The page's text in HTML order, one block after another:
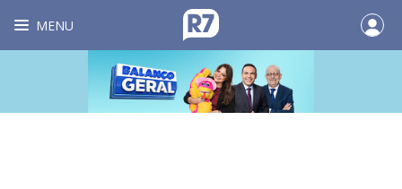
MENU